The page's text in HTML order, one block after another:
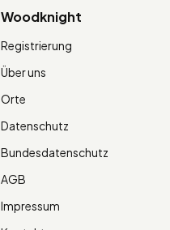
Woodknight
Registrierung
Über uns
Orte
Datenschutz
Bundesdatenschutz
AGB
Impressum